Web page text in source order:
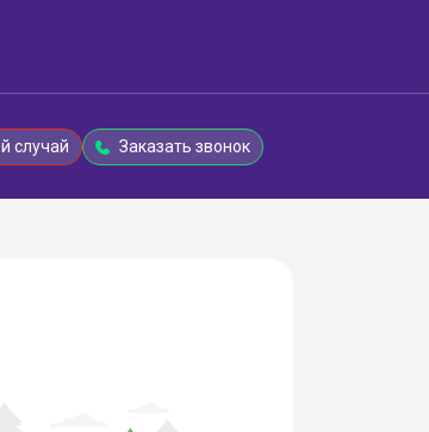
случай Заказать звонок